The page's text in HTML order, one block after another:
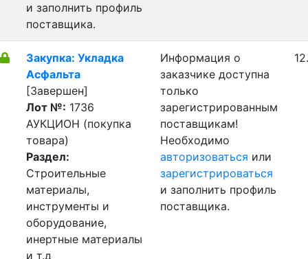
и заполнить профиль
поставщика.
Закупка: Укладка
Асфальта
[Завершен]
Лот №: 1736
АУКЦИОН (покупка
товара)
Раздел:
Строительные
материалы,
инструменты и
оборудование,
инертные материалы
и т.д
Информация о
заказчике доступна
только
зарегистрированным
поставщикам!
Необходимо
авторизоваться или
зарегистрироваться
и заполнить профиль
поставщика.